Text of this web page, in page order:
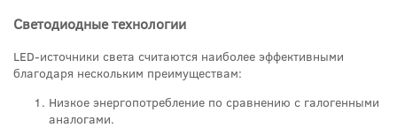
Светодиодные технологии
LED-источники света считаются наиболее эффективными
благодаря нескольким преимуществам:
Низкое энергопотребление по сравнению с галогенными
аналогами.